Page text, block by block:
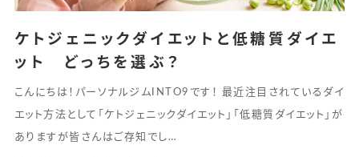
ケトジェニックダイエットと低糖質ダイエ
ット どっちを選ぶ？
こんにちは！パーソナルジムINTO9です！ 最近注目されているダイ
エット方法として「ケトジェニックダイエット」「低糖質ダイエット」が
ありますが皆さんはご存知でし…